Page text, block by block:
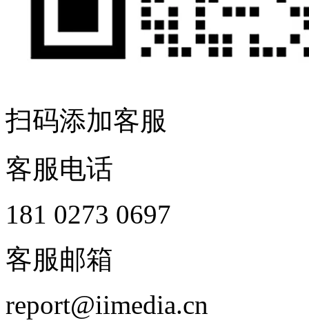
扫码添加客服
客服电话
181 0273 0697
客服邮箱
report@iimedia.cn